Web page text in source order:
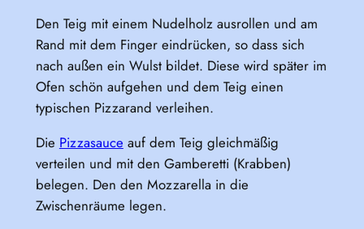
Den Teig mit einem Nudelholz ausrollen und am
Rand mit dem Finger eindrücken, so dass sich
nach außen ein Wulst bildet. Diese wird später im
Ofen schön aufgehen und dem Teig einen
typischen Pizzarand verleihen.
Die Pizzasauce auf dem Teig gleichmäßig
verteilen und mit den Gamberetti (Krabben)
belegen. Den den Mozzarella in die
Zwischenräume legen.